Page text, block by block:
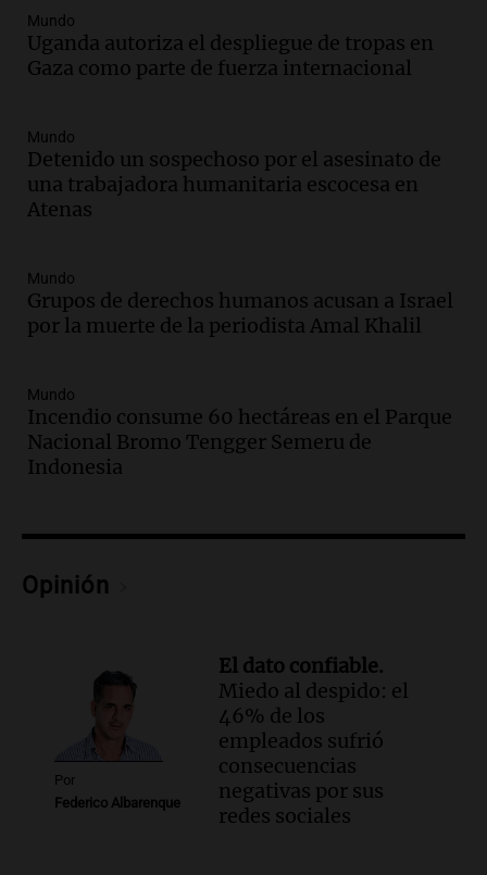
propiedad privada sin controvertido
capítulo de tierras hoy a las 14 horas
Noticias
César Gastelum durante transmisión en
vivo en Culiacán, Sinaloa
Panorama Federal
Episodios
falleció tras supuesta explosión de
celular en Córdoba
Noticias
madres buscadoras en México en medio
de crisis de desapariciones
Panorama Federal
Episodios
afectan Santa Fe: recomendaciones para
Noticias
generan inconvenientes en Córdoba: un
árbol obstaculiza avenidas
Noticias
Episodios
Audio.
A 13 años de Salta 2141,
familiares mantienen vivo el reclamo de
memoria y justicia
Mundo
Uganda autoriza el despliegue de tropas en
Gaza como parte de fuerza internacional
Mundo
Detenido un sospechoso por el asesinato de
una trabajadora humanitaria escocesa en
Atenas
Mundo
Grupos de derechos humanos acusan a Israel
por la muerte de la periodista Amal Khalil
Mundo
Incendio consume 60 hectáreas en el Parque
Nacional Bromo Tengger Semeru de
Indonesia
Opinión
Por
Federico Albarenque
El dato confiable.
Miedo al despido: el
46% de los
empleados sufrió
consecuencias
negativas por sus
redes sociales